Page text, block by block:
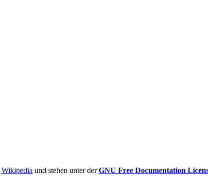
Wikipedia und stehen unter derGNU Free Documentation